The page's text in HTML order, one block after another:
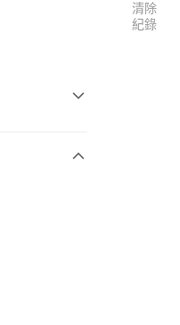
讓您購物簡單
清除
紀錄